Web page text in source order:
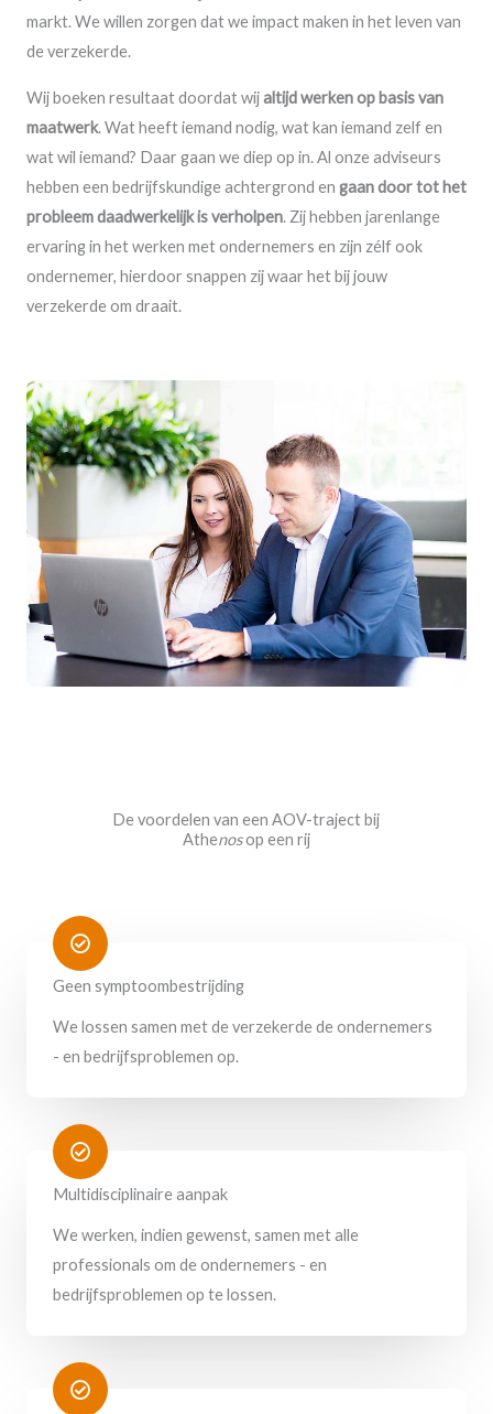
markt. We willen zorgen dat we impact maken in het leven van
de verzekerde.
Wij boeken resultaat doordat wijaltijd werken op basis van
maatwerk. Wat heeft iemand nodig, wat kan iemand zelf en
wat wil iemand? Daar gaan we diep op in. Al onze adviseurs
hebben een bedrijfskundige achtergrond en gaan door tot het
probleem daadwerkelijk is verholpen. Zij hebben jarenlange
ervaring in het werken met ondernemers en zijn zélf ook
ondernemer, hierdoor snappen zij waar het bij jouw
verzekerde om draait.
De voordelen van een AOV-traject bij
Athenosop een rij
Geen symptoombestrijding
We lossen samen met de verzekerde de ondernemers
- en bedrijfsproblemen op.
Multidisciplinaire aanpak
We werken, indien gewenst, samen met alle
professionals om de ondernemers - en
bedrijfsproblemen op te lossen.